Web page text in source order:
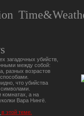
загадочных убийств,
между собой:
разных возрастов
что убийства
комнатах, а на
Вара Нингё.
в этой теме.